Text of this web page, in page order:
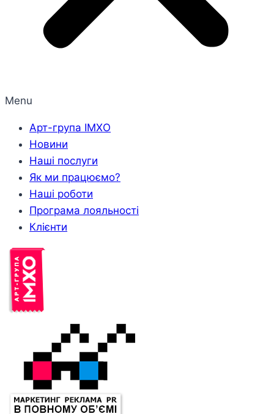
Menu
Арт-група ІМХО
Новини
Наші послуги
Як ми працюємо?
Наші роботи
Програма лояльності
Клієнти